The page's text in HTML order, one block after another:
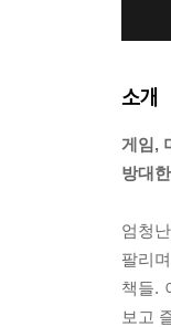
소개
게임,
방대
엄청
팔리
책들.
보고